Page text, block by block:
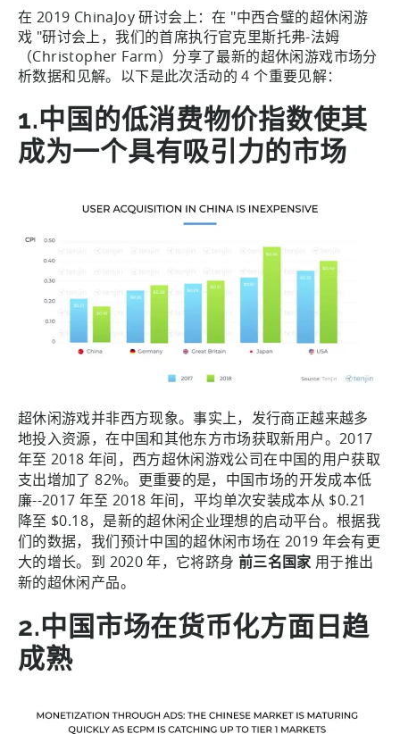
在 2019 ChinaJoy 研讨会上：在 "中西合璧的超休闲游
戏 "研讨会上，我们的首席执行官克里斯托弗-法姆
（Christopher Farm）分享了最新的超休闲游戏市场分
析数据和见解。以下是此次活动的 4 个重要见解：
1.中国的低消费物价指数使其
成为一个具有吸引力的市场
超休闲游戏并非西方现象。事实上，发行商正越来越多
地投入资源，在中国和其他东方市场获取新用户。2017
年至 2018 年间，西方超休闲游戏公司在中国的用户获取
支出增加了 82%。更重要的是，中国市场的开发成本低
廉--2017 年至 2018 年间，平均单次安装成本从 $0.21
降至 $0.18，是新的超休闲企业理想的启动平台。根据我
们的数据，我们预计中国的超休闲市场在 2019 年会有更
大的增长。到 2020 年，它将跻身 前三名国家 用于推出
新的超休闲产品。
2.中国市场在货币化方面日趋
成熟